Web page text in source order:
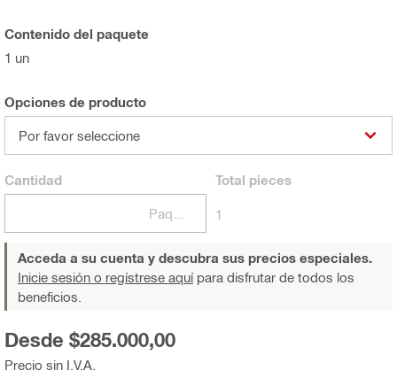
Contenido del paquete
1 un
Opciones de producto
Por favor seleccione
Cantidad Total pieces
1
Acceda a su cuenta y descubra sus precios especiales.
Inicie sesión o regístrese aquípara disfrutar de todos los
beneficios.
Precio sin I.V.A.
Desde $285.000,00